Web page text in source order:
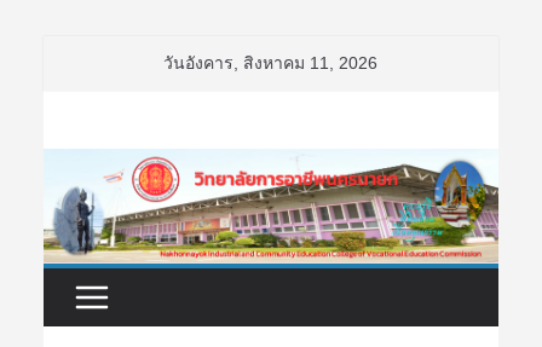
วันอังคาร, สิงหาคม 11, 2026